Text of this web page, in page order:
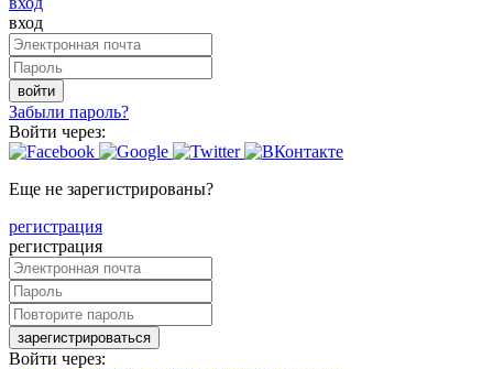
вход
войти
Забыли пароль?
Войти через:
Еще не зарегистрированы?
регистрация
регистрация
зарегистрироваться
Войти через: